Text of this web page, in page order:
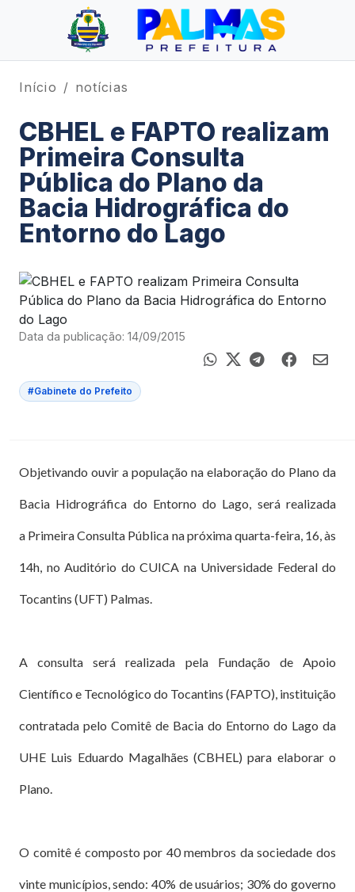
Início notícias
CBHEL e FAPTO realizam
Primeira Consulta
Pública do Plano da
Bacia Hidrográfica do
Entorno do Lago
Data da publicação: 14/09/2015
#Gabinete do Prefeito
Objetivando ouvir a população na elaboração do Plano da
Bacia Hidrográfica do Entorno do Lago, será realizada
a Primeira Consulta Pública na próxima quarta-feira, 16, às
14h, no Auditório do CUICA na Universidade Federal do
Tocantins (UFT) Palmas.
A consulta será realizada pela Fundação de Apoio
Científico e Tecnológico do Tocantins (FAPTO), instituição
contratada pelo Comitê de Bacia do Entorno do Lago da
UHE Luis Eduardo Magalhães (CBHEL) para elaborar o
Plano.
O comitê é composto por 40 membros da sociedade dos
vinte municípios, sendo: 40% de usuários; 30% do governo